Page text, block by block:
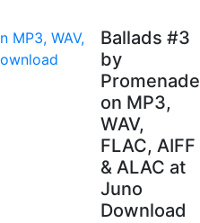
Ballads #3
by
Promenade
on MP3,
WAV,
FLAC, AIFF
& ALAC at
Juno
Download